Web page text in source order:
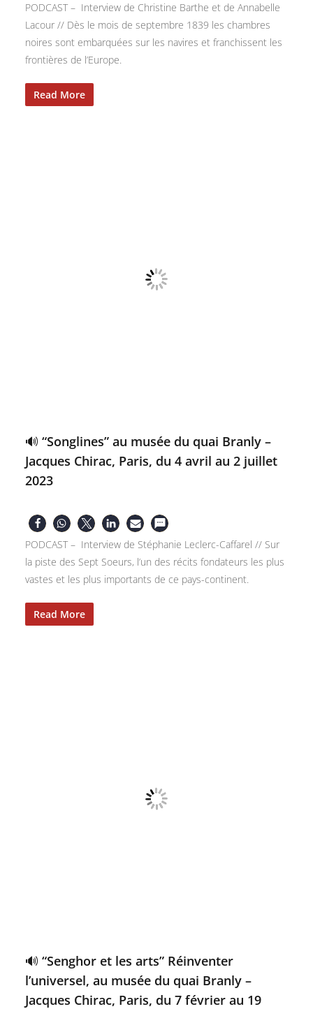
PODCAST – Interview de Christine Barthe et de Annabelle
Lacour // Dès le mois de septembre 1839 les chambres
noires sont embarquées sur les navires et franchissent les
frontières de l’Europe.
Read More
🔊 “Songlines” au musée du quai Branly –
Jacques Chirac, Paris, du 4 avril au 2 juillet
2023
PODCAST – Interview de Stéphanie Leclerc-Caffarel // Sur
la piste des Sept Soeurs, l’un des récits fondateurs les plus
vastes et les plus importants de ce pays-continent.
Read More
🔊 “Senghor et les arts” Réinventer
l’universel, au musée du quai Branly –
Jacques Chirac, Paris, du 7 février au 19